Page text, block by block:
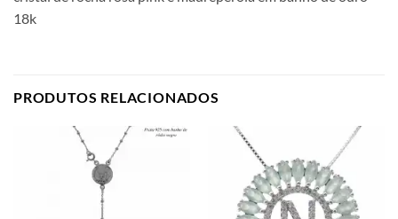
18k
PRODUTOS RELACIONADOS